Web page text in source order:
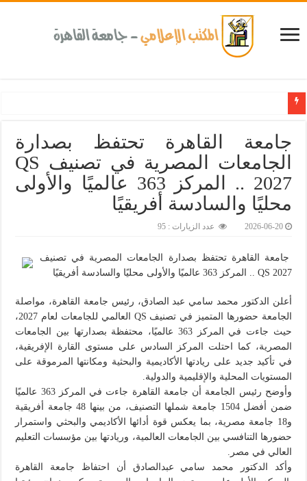
جامعة القاهرة تحتفظ بصدارة
الجامعات المصرية في تصنيف QS
2027 .. المركز 363 عالميًا والأولى
محليًا والسادسة أفريقيًا
2026-06-20 عدد الزيارات : 95
جامعة القاهرة تحتفظ بصدارة الجامعات المصرية في تصنيف
QS 2027 .. المركز 363 عالميًا والأولى محليًا والسادسة أفريقيًا
أعلن الدكتور محمد سامي عبد الصادق، رئيس جامعة القاهرة، مواصلة
الجامعة حضورها المتميز في تصنيف QS العالمي للجامعات لعام 2027،
حيث جاءت في المركز 363 عالميًا، محتفظة بصدارتها بين الجامعات
المصرية، كما احتلت المركز السادس على مستوى القارة الإفريقية،
في تأكيد جديد على ريادتها الأكاديمية والبحثية ومكانتها المرموقة على
المستويات المحلية والإقليمية والدولية.
وأوضح رئيس الجامعة أن جامعة القاهرة جاءت في المركز 363 عالميًا
ضمن أفضل 1504 جامعة شملها التصنيف، من بينها 48 جامعة أفريقية
و18 جامعة مصرية، بما يعكس قوة أدائها الأكاديمي والبحثي واستمرار
حضورها التنافسي بين الجامعات العالمية، وريادتها بين مؤسسات التعليم
العالي في مصر.
وأكد الدكتور محمد سامي عبدالصادق أن احتفاظ جامعة القاهرة